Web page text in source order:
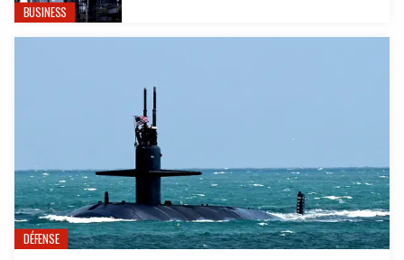
BUSINESS
DÉFENSE